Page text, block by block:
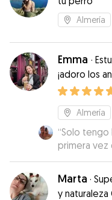
Almería
Emma ·
¡adoro los
Almería
“Solo tengo
primera vez
ha sido
contacto
muchas
Marta ·
y